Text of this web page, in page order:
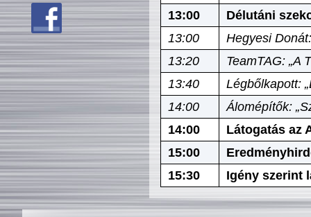
13:00
Délutáni
13:00
Hegyesi
13:20
TeamTAG: „A
13:40
Légbőlkapott:
14:00
Álomépítők:
14:00
Látogatás az
15:00
15:30
Igény szerint